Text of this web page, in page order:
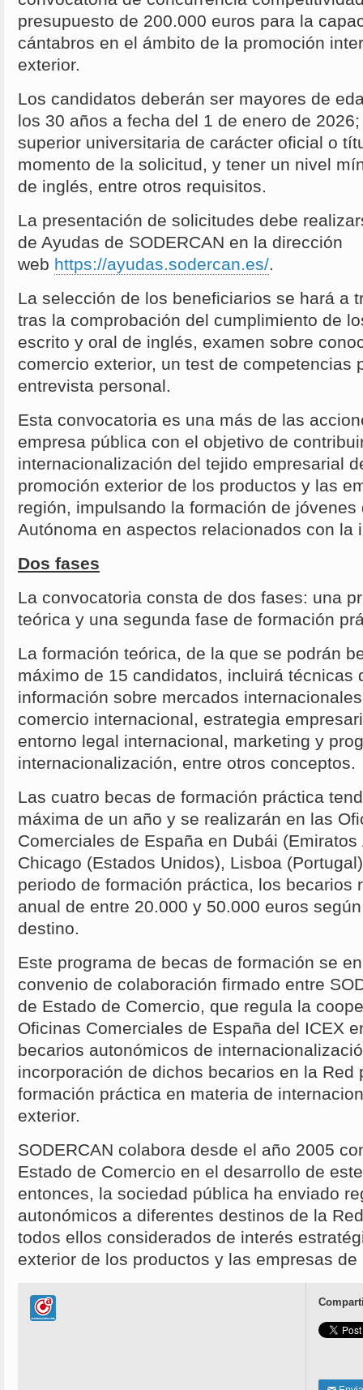
presupuesto de 200.000 euros para la
cántabros en el ámbito de la promoción
exterior.
Los candidatos deberán ser mayores de
los 30 años a fecha del 1 de enero de
superior universitaria de carácter oficial o
momento de la solicitud, y tener un nivel
de inglés, entre otros requisitos.
La presentación de solicitudes debe
de Ayudas de SODERCAN en la dirección
web https://ayudas.sodercan.es/.
La selección de los beneficiarios se hará a
tras la comprobación del cumplimiento de
escrito y oral de inglés, examen sobre
comercio exterior, un test de competencias
entrevista personal.
Esta convocatoria es una más de las
empresa pública con el objetivo de
internacionalización del tejido empresarial
promoción exterior de los productos y las
región, impulsando la formación de jóvenes
Autónoma en aspectos relacionados con la
Dos fases
La convocatoria consta de dos fases: una
teórica y una segunda fase de formación
La formación teórica, de la que se podrán
máximo de 15 candidatos, incluirá técnicas
información sobre mercados
comercio internacional, estrategia
entorno legal internacional, marketing y
internacionalización, entre otros conceptos.
Las cuatro becas de formación práctica
máxima de un año y se realizarán en las
Comerciales de España en Dubái
Chicago (Estados Unidos), Lisboa
periodo de formación práctica, los becarios
anual de entre 20.000 y 50.000 euros
destino.
Este programa de becas de formación se
convenio de colaboración firmado entre
de Estado de Comercio, que regula la
Oficinas Comerciales de España del ICEX
becarios autonómicos de
incorporación de dichos becarios en la Red
formación práctica en materia de
exterior.
SODERCAN colabora desde el año 2005
Estado de Comercio en el desarrollo de
entonces, la sociedad pública ha enviado
autonómicos a diferentes destinos de la
todos ellos considerados de interés
exterior de los productos y las empresas